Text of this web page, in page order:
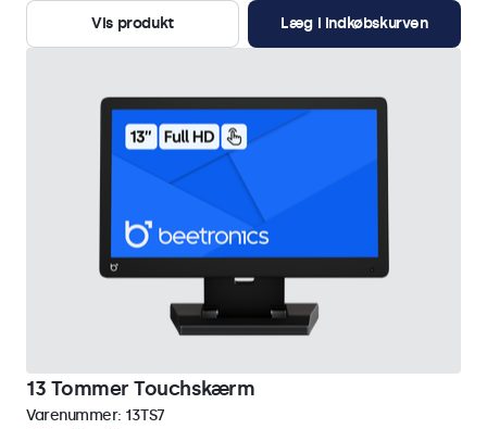
Vis produkt Læg i indkøbskurven
13 Tommer Touchskærm
Varenummer: 13TS7